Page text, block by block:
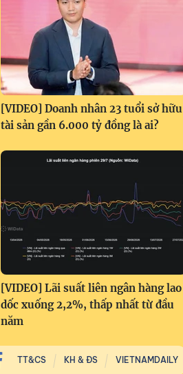
[VIDEO] Doanh nhân 23 tuổi sở hữu
tài sản gần 6.000 tỷ đồng là ai?
[VIDEO] Lãi suất liên ngân hàng lao
dốc xuống 2,2%, thấp nhất từ đầu
năm
TT&CS KH & ĐS VIETNAMDAILY